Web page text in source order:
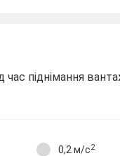
час піднімання
0,2 м/с2